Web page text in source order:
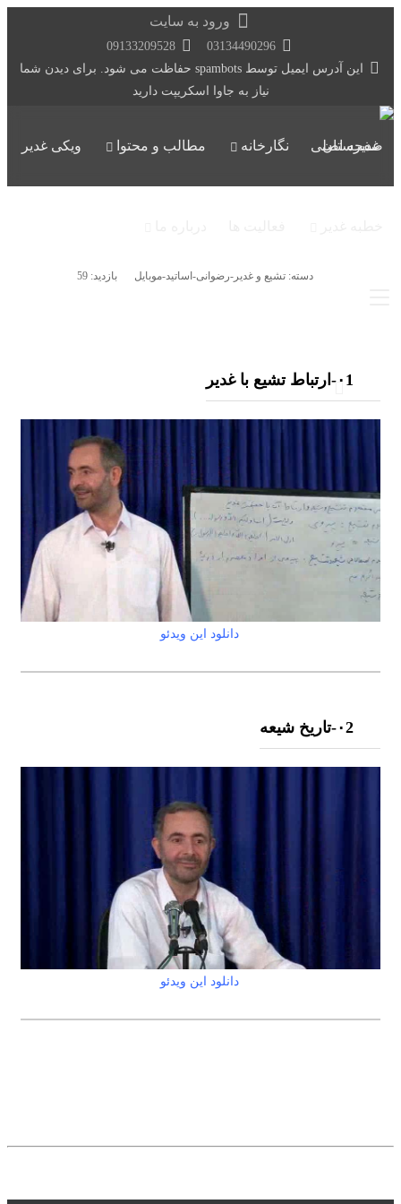
ورود به سایت
03134490296
09133209528
این آدرس ایمیل توسط spambots حفاظت می شود. برای دیدن شما
نیاز به جاوا اسکریپت دارید
صفحه اصلی نگارخانه مطالب و محتوا ویکی غدیر
دسته: تشیع و غدیر-رضوانی-اساتید-موبایل بازدید: 59
۰1-ارتباط تشيع با غدير
دانلود این ویدئو
۰2-تاريخ شيعه
دانلود این ویدئو